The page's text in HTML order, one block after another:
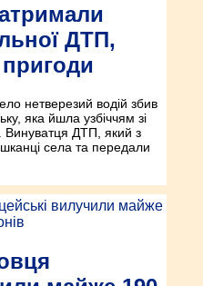
ДТП,
пригоди
нетверезий водій збив
яка йшла узбіччям зі
Винуватця ДТП, який з
села та передали